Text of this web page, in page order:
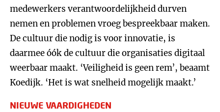
medewerkers verantwoordelijkheid durven
nemen en problemen vroeg bespreekbaar maken.
De cultuur die nodig is voor innovatie, is
daarmee óók de cultuur die organisaties digitaal
weerbaar maakt. ‘Veiligheid is geen rem’, beaamt
Koedijk. ‘Het is wat snelheid mogelijk maakt.’
NIEUWE VAARDIGHEDEN